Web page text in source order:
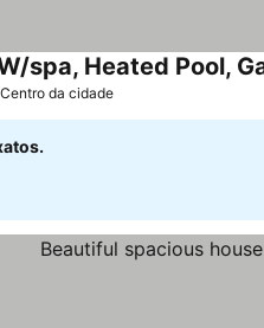
spa, Heated Pool,
da cidade